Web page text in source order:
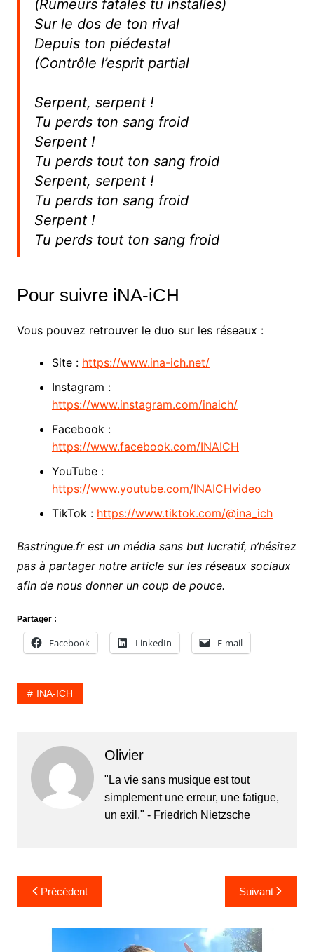
(Rumeurs fatales tu installes)
Sur le dos de ton rival
Depuis ton piédestal
(Contrôle l’esprit partial
Serpent, serpent !
Tu perds ton sang froid
Serpent !
Tu perds tout ton sang froid
Serpent, serpent !
Tu perds ton sang froid
Serpent !
Tu perds tout ton sang froid
Pour suivre iNA-iCH
Vous pouvez retrouver le duo sur les réseaux :
Site : https://www.ina-ich.net/
Instagram :
https://www.instagram.com/inaich/
Facebook :
https://www.facebook.com/INAICH
YouTube :
https://www.youtube.com/INAICHvideo
TikTok : https://www.tiktok.com/@ina_ich
Bastringue.fr est un média sans but lucratif, n’hésitez
pas à partager notre article sur les réseaux sociaux
afin de nous donner un coup de pouce.
Partager :
Facebook LinkedIn E-mail
INA-ICH
Olivier
"La vie sans musique est tout
simplement une erreur, une fatigue,
un exil." - Friedrich Nietzsche
Navigation
de
l’article
Précédent Suivant